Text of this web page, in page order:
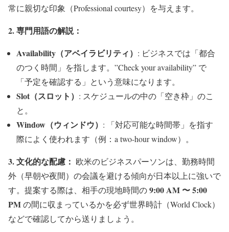
常に親切な印象（Professional courtesy）を与えます。
2. 専門用語の解説：
Availability（アベイラビリティ） : ビジネスでは「都合
のつく時間」を指します。”Check your availability” で
「予定を確認する」という意味になります。
Slot（スロット） : スケジュールの中の「空き枠」のこ
と。
Window（ウィンドウ） : 「対応可能な時間帯」を指す
際によく使われます（例：a two-hour window）。
3. 文化的な配慮： 欧米のビジネスパーソンは、勤務時間
外（早朝や夜間）の会議を避ける傾向が日本以上に強いで
す。提案する際は、相手の現地時間の9:00 AM 〜 5:00
PMの間に収まっているかを必ず世界時計（World Clock）
などで確認してから送りましょう。